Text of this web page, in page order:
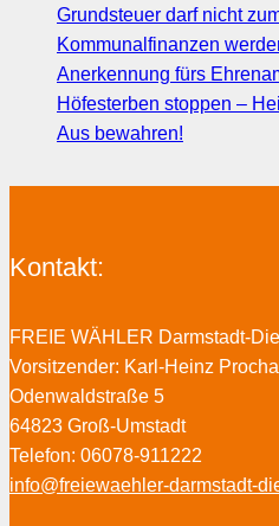
Grundsteuer darf nicht
Kommunalfinanzen
Anerkennung fürs
Höfesterben stoppen –
Aus bewahren!
Kontakt:
FREIE WÄHLER Darmstadt-
Vorsitzender: Karl-Heinz
Odenwaldstraße 5
64823 Groß-Umstadt
Telefon: 06078-911222
info@freiewaehler-darmstadt-